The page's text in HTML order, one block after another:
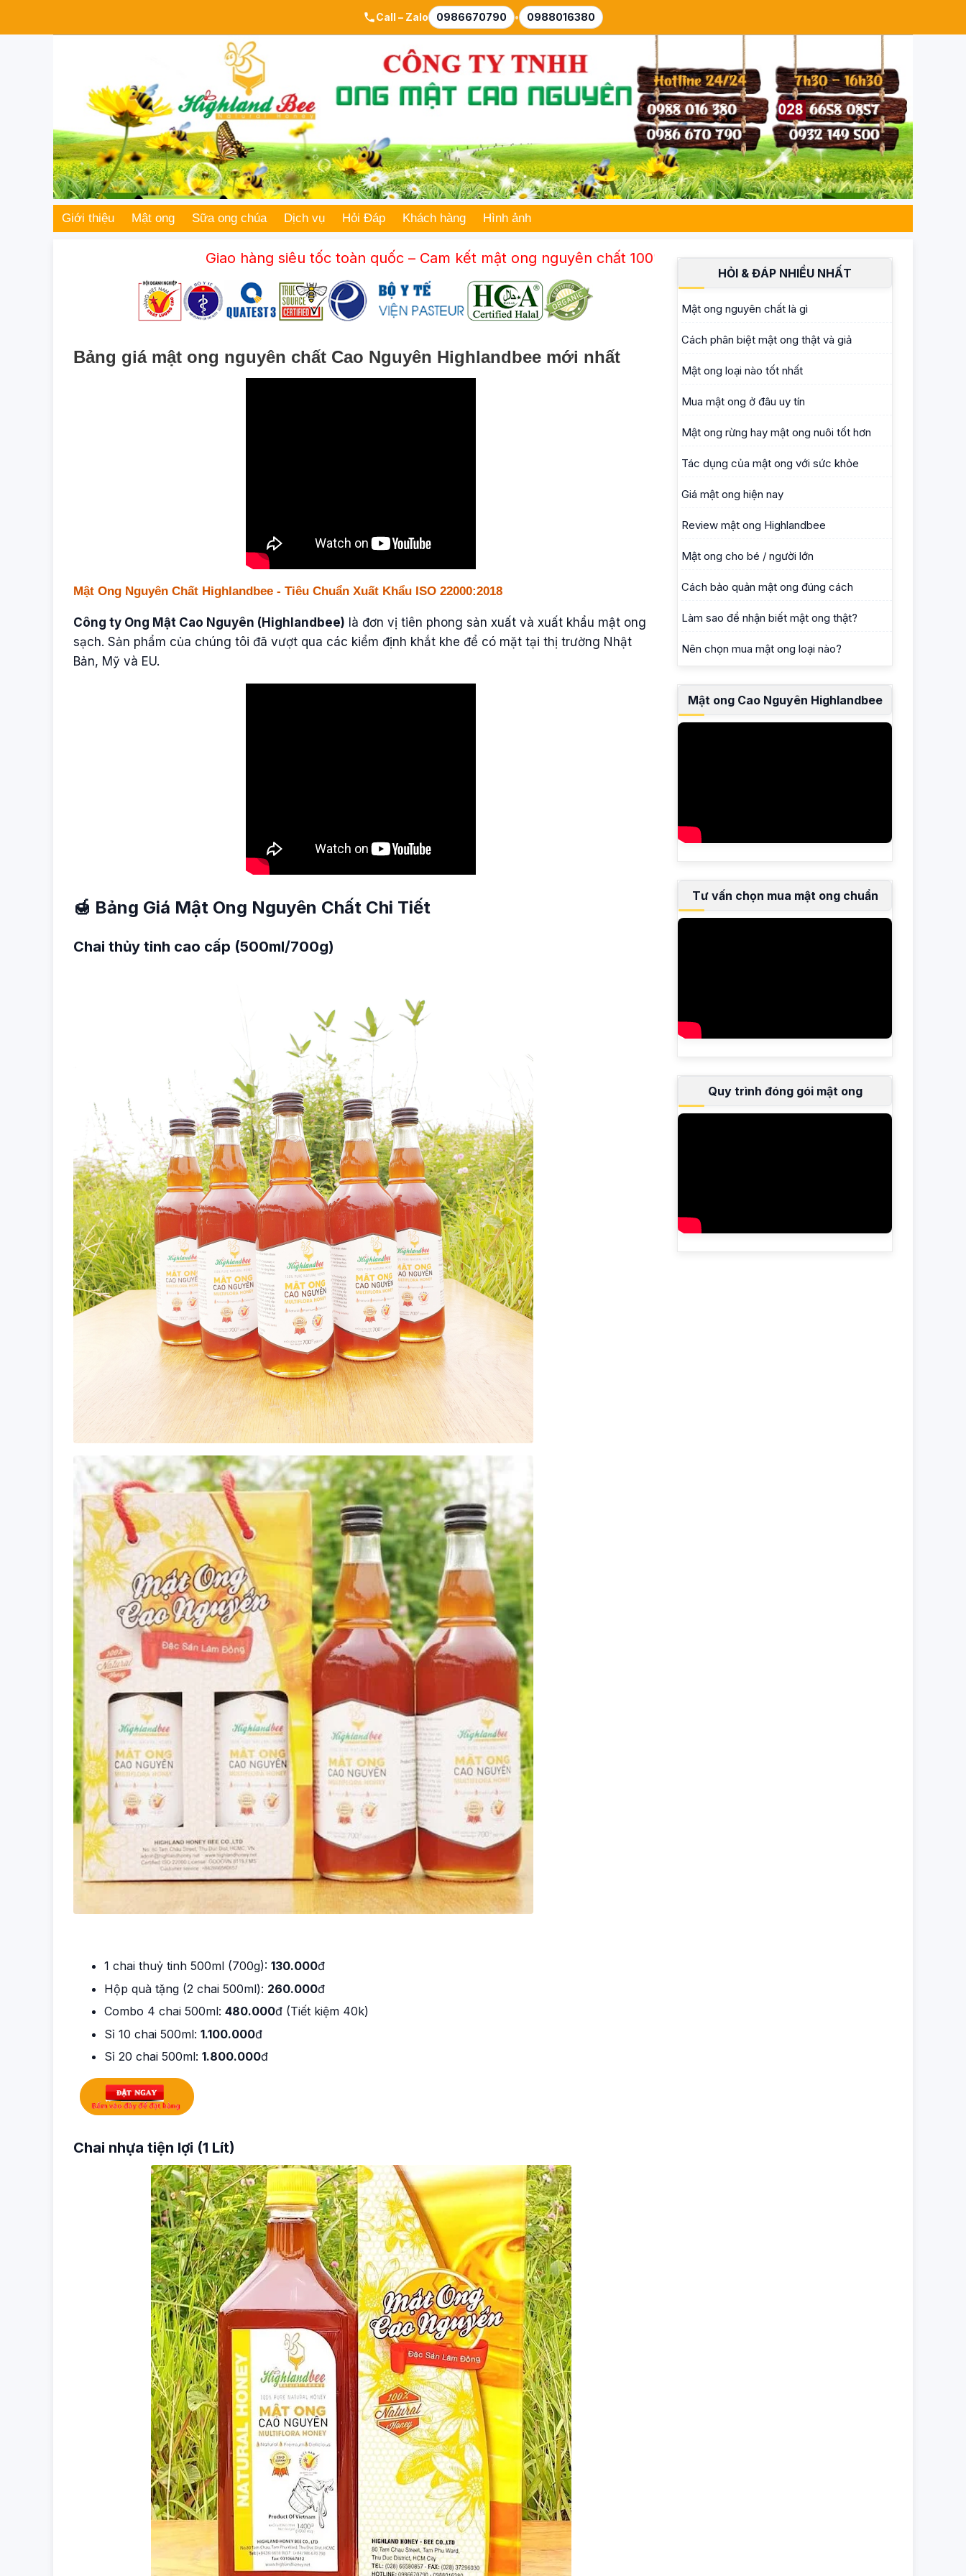
Call – Zalo 0986670790 • 0988016380
Giới thiệu Mật ong Sữa ong chúa Dịch vụ Hỏi Đáp Khách hàng Hình ảnh
Giao hàng siêu tốc toàn quốc – Cam kết mật ong nguyên chất 100% – Đạt chuẩn ISO 22000, an toàn cho sức khỏe gia
Bảng giá mật ong nguyên chất Cao Nguyên Highlandbee mới nhất
Mật Ong Nguyên Chất Highlandbee - Tiêu Chuẩn Xuất Khẩu ISO 22000:2018
Công ty Ong Mật Cao Nguyên (Highlandbee) là đơn vị tiên phong sản xuất và xuất khẩu mật ong
sạch. Sản phẩm của chúng tôi đã vượt qua các kiểm định khắt khe để có mặt tại thị trường Nhật
Bản, Mỹ và EU.
🍯 Bảng Giá Mật Ong Nguyên Chất Chi Tiết
Chai thủy tinh cao cấp (500ml/700g)
1 chai thuỷ tinh 500ml (700g): 130.000đ
Hộp quà tặng (2 chai 500ml): 260.000đ
Combo 4 chai 500ml: 480.000đ (Tiết kiệm 40k)
Sỉ 10 chai 500ml: 1.100.000đ
Sỉ 20 chai 500ml: 1.800.000đ
Chai nhựa tiện lợi (1 Lít)
HỎI & ĐÁP NHIỀU NHẤT
Mật ong nguyên chất là gì
Cách phân biệt mật ong thật và giả
Mật ong loại nào tốt nhất
Mua mật ong ở đâu uy tín
Mật ong rừng hay mật ong nuôi tốt hơn
Tác dụng của mật ong với sức khỏe
Giá mật ong hiện nay
Review mật ong Highlandbee
Mật ong cho bé / người lớn
Cách bảo quản mật ong đúng cách
Làm sao để nhận biết mật ong thật?
Nên chọn mua mật ong loại nào?
Mật ong Cao Nguyên Highlandbee
Tư vấn chọn mua mật ong chuẩn
Quy trình đóng gói mật ong